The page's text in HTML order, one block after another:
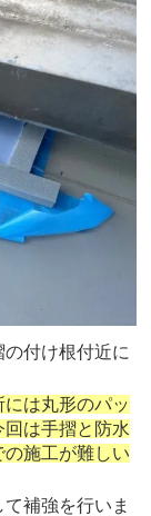
付け根付近に
は丸形のパッ
は手摺と防水
施工が難しい
補強を行いま